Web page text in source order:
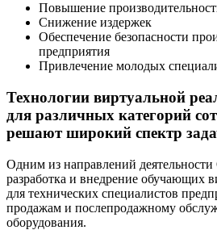
Повышение
Снижение издержек
Обеспечение безопасности
предприятия
Привлечение молодых
Технологии виртуальной
для различных категорий
решают широкий спектр
Одним из направлений
разработка и внедрение обучающих
для технических специалистов
продажам и послепродажному
оборудования.